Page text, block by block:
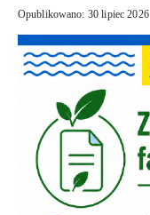
Opublikowano: 30 lipiec 2026